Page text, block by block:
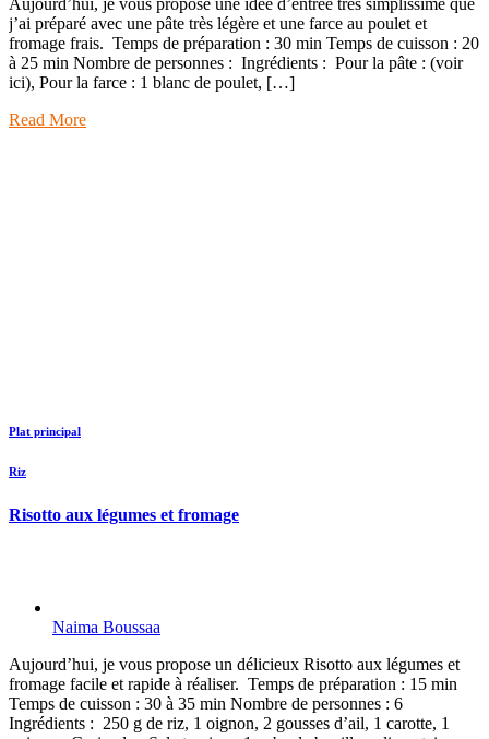
Aujourd’hui, je vous propose une idée d’entrée très simplissime que
j’ai préparé avec une pâte très légère et une farce au poulet et
fromage frais. Temps de préparation : 30 min Temps de cuisson : 20
à 25 min Nombre de personnes : Ingrédients : Pour la pâte : (voir
ici), Pour la farce : 1 blanc de poulet, […]
Read More
Plat principal
Riz
Risotto aux légumes et fromage
Naima Boussaa
Aujourd’hui, je vous propose un délicieux Risotto aux légumes et
fromage facile et rapide à réaliser. Temps de préparation : 15 min
Temps de cuisson : 30 à 35 min Nombre de personnes : 6
Ingrédients : 250 g de riz, 1 oignon, 2 gousses d’ail, 1 carotte, 1